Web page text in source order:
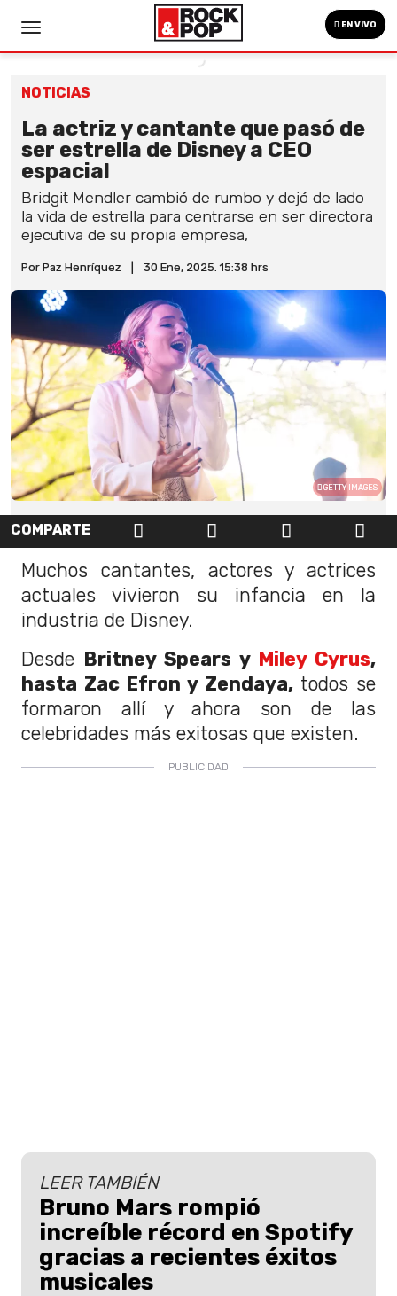
EN VIVO
NOTICIAS
La actriz y cantante que pasó de
ser estrella de Disney a CEO
espacial
Bridgit Mendler cambió de rumbo y dejó de lado
la vida de estrella para centrarse en ser directora
ejecutiva de su propia empresa,
Por Paz Henríquez 30 Ene, 2025. 15:38 hrs
GETTY IMAGES
COMPARTE
Muchos cantantes, actores y actrices
actuales vivieron su infancia en la
industria de Disney.
Desde Britney Spears y Miley Cyrus,
hasta Zac Efron y Zendaya,todos se
formaron allí y ahora son de las
celebridades más exitosas que existen.
LEER TAMBIÉN
Bruno Mars rompió
increíble récord en Spotify
gracias a recientes éxitos
musicales